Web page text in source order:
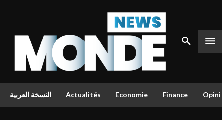
النسخة العربية Actualités Economie Finance